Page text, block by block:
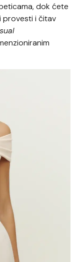
dok ćete
provesti i čitav